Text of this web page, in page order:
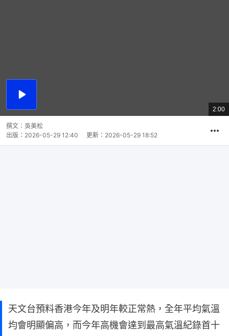
播
總
共
2:00
撰文： 吳美松
出版： 2026-05-29 12:40 更新： 2026-05-29 18:52
天文台預料香港今年及明年較正常熱，全年平均氣溫
均會明顯偏高，而今年高機會達到最高氣溫紀錄首十